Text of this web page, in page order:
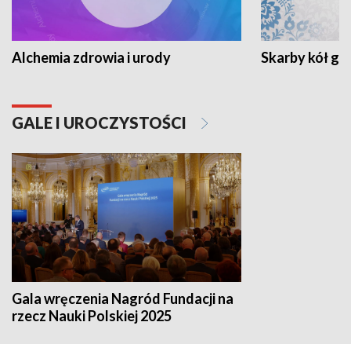
Alchemia zdrowia i urody Skarby kół
GALE I UROCZYSTOŚCI
Gala wręczenia Nagród Fundacji na
rzecz Nauki Polskiej 2025